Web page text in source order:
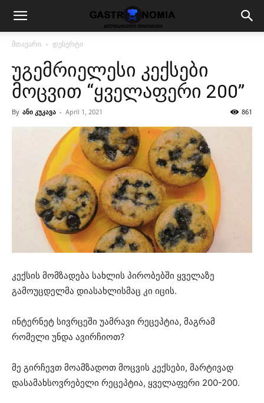
მთავარი დესერტი
უგემრიელესი კექსები
მოცვით “ყველაფერი 200”
By ანი კუკავა - April 1, 2021 861
კექსის მომზადება სახლის პირობებში ყველაზე
გამოუცდელმა დიასახლისმაც კი იცის.
ინტერნეტ სივრცეში უამრავი რეცეპტია, მაგრამ
რომელი უნდა ავირჩიოთ?
მე გირჩევთ მოამზადოთ მოცვის კექსები, მარტივად
დასამახსოვრებელი რეცეპტია, ყველაფერი 200-200.